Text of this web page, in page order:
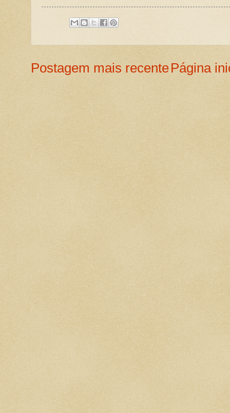
Postagem mais recentePágina